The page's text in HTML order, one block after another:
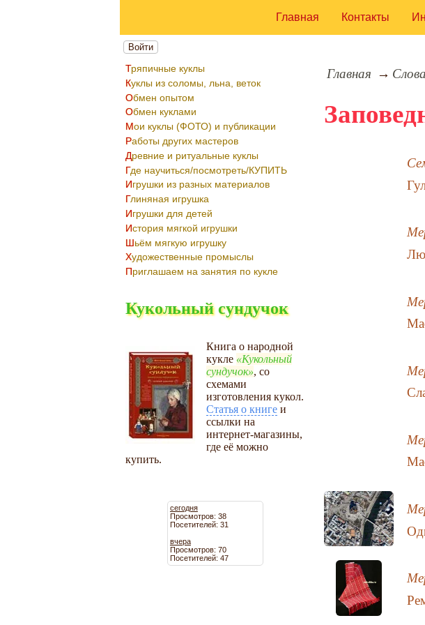
Главная Контакты
Войти
Тряпичные куклы
Куклы из соломы, льна, веток
Обмен опытом
Обмен куклами
Мои куклы (ФОТО) и публикации
Работы других мастеров
Древние и ритуальные куклы
Где научиться/посмотреть/КУПИТЬ
Игрушки из разных материалов
Глиняная игрушка
Игрушки для детей
История мягкой игрушки
Шьём мягкую игрушку
Художественные промыслы
Приглашаем на занятия по кукле
Кукольный сундучок
Книга о народной
кукле
Кукольный
сундучок , со
схемами
изготовления кукол.
Статья о книге и
ссылки на
интернет-магазины,
где её можно
купить.
сегодня
Просмотров: 38
Посетителей: 31
вчера
Просмотров: 70
Посетителей: 47
Главная